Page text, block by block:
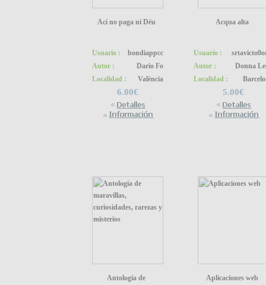
Ací no paga ni Déu
Usuario :
bondiappcc
Autor :
Dario Fo
Localidad :
València
6.00€
Acqua alta
Usuario :
Autor :
Donna
Localidad :
5.00€
Antología de
Aplicaciones web